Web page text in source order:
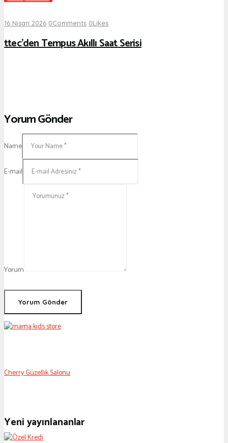
16 Nisan 2026 0Comments 0Likes
ttec’den Tempus Akıllı Saat Serisi
Yorum Gönder
Name
E-mail
Yorum
Cherry Güzellik Salonu
Yeni yayınlananlar